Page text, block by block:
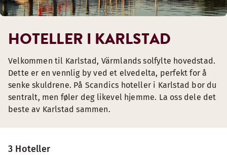
3 Hoteller
HOTELLER I KARLSTAD
Velkommen til Karlstad, Värmlands solfylte hovedstad.
Dette er en vennlig by ved et elvedelta, perfekt for å
senke skuldrene. På Scandics hoteller i Karlstad bor du
sentralt, men føler deg likevel hjemme. La oss dele det
beste av Karlstad sammen.